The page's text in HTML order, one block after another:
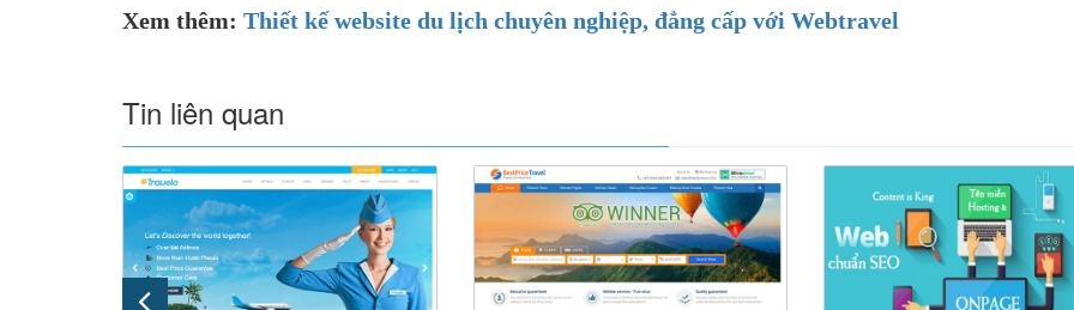
Xem thêm: Thiết kế website du lịch chuyên nghiệp, đẳng cấp với Webtravel
Tin liên quan